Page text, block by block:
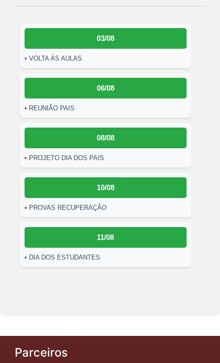
03/08
• VOLTA ÀS AULAS
06/08
• REUNIÃO PAIS
08/08
• PROJETO DIA DOS PAIS
10/08
• PROVAS RECUPERAÇÃO
11/08
• DIA DOS ESTUDANTES
Parceiros